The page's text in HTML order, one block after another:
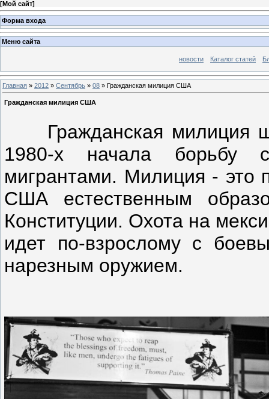
[Мой сайт]
Форма входа
Меню сайта
новости Каталог статей
Главная » 2012 » Сентябрь » 08 » Гражданская милиция США
Гражданская милиция США
Гражданская милиция
1980-х начала борьбу с
мигрантами. Милиция - это
США естественным
Конституции. Охота на
идет по-взрослому с
нарезным оружием.